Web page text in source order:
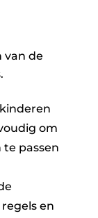
van de
om
te passen
en